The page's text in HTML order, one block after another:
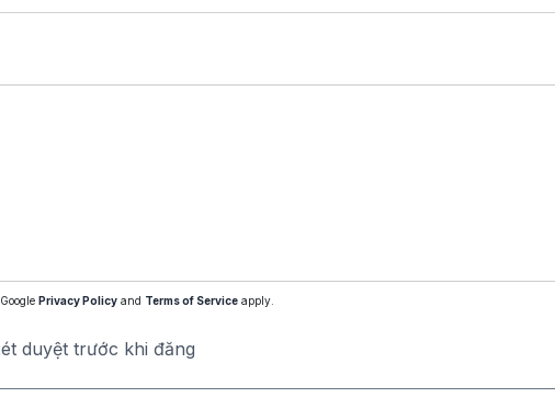
Privacy Policy and Terms of Service apply.
duyệt trước khi đăng